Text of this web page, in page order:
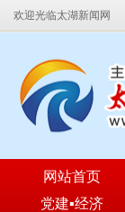
欢迎光临太湖新闻网
网站首页
党建▪经济